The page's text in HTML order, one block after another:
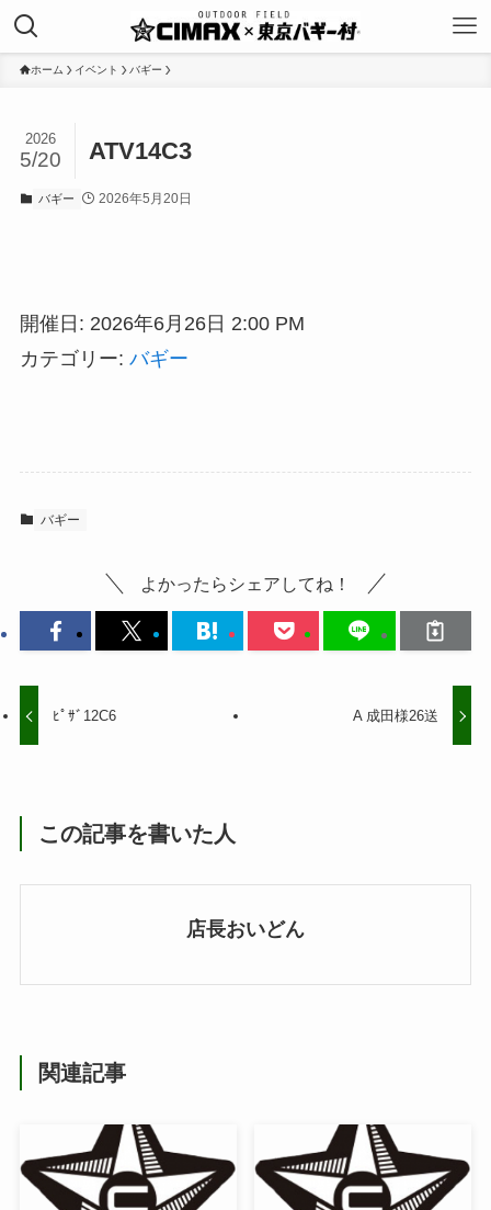
ホーム イベント バギー
ATV14C3
2026
5/20
バギー 2026年5月20日
開催日: 2026年6月26日 2:00 PM
カテゴリー: バギー
バギー
よかったらシェアしてね！
ﾋﾟｻﾞ12C6 A 成田様26送
この記事を書いた人
店長おいどん
関連記事